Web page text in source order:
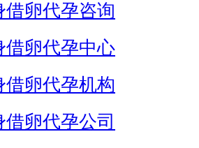
借卵代孕咨询
借卵代孕中心
借卵代孕机构
借卵代孕公司